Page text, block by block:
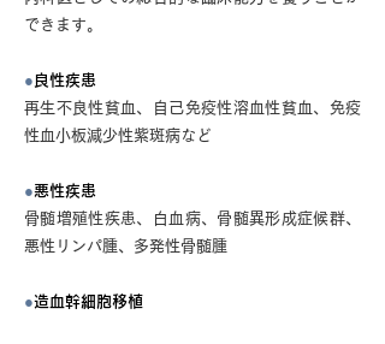
できます。
● 良性疾患
再生不良性貧血、自己免疫性溶血性貧血、免疫
性血小板減少性紫斑病など
●悪性疾患
骨髄増殖性疾患、白血病、骨髄異形成症候群、
悪性リンパ腫、多発性骨髄腫
●造血幹細胞移植